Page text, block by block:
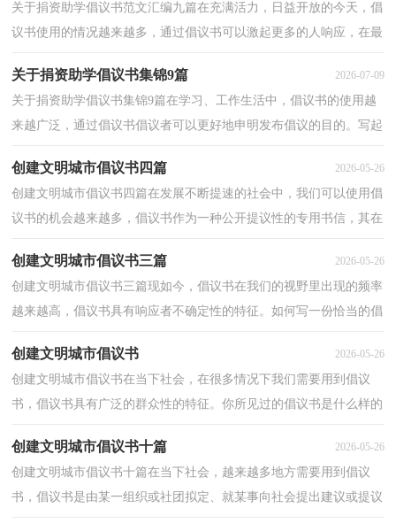
关于捐资助学倡议书范文汇编九篇在充满活力，日益开放的今天，倡
议书使用的情况越来越多，通过倡议书可以激起更多的人响应，在最
关于捐资助学倡议书集锦9篇 2026-07-09
关于捐资助学倡议书集锦9篇在学习、工作生活中，倡议书的使用越
来越广泛，通过倡议书倡议者可以更好地申明发布倡议的目的。写起
创建文明城市倡议书四篇 2026-05-26
创建文明城市倡议书四篇在发展不断提速的社会中，我们可以使用倡
议书的机会越来越多，倡议书作为一种公开提议性的专用书信，其在
创建文明城市倡议书三篇 2026-05-26
创建文明城市倡议书三篇现如今，倡议书在我们的视野里出现的频率
越来越高，倡议书具有响应者不确定性的特征。如何写一份恰当的倡
创建文明城市倡议书 2026-05-26
创建文明城市倡议书在当下社会，在很多情况下我们需要用到倡议
书，倡议书具有广泛的群众性的特征。你所见过的倡议书是什么样的
创建文明城市倡议书十篇 2026-05-26
创建文明城市倡议书十篇在当下社会，越来越多地方需要用到倡议
书，倡议书是由某一组织或社团拟定、就某事向社会提出建议或提议